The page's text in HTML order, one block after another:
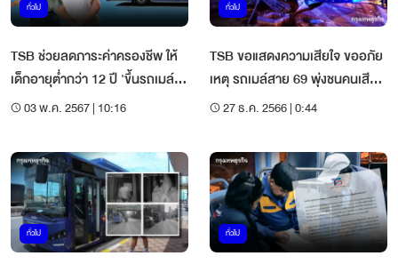
ทั่วไป
TSB ช่วยลดภาระค่าครองชีพ ให้
เด็กอายุต่ำกว่า 12 ปี 'ขึ้นรถเมล์
ฟรี' ตลอดปี 2567
03 พ.ค. 2567 | 10:16
ทั่วไป
TSB ขอแสดงความเสียใจ ขออภัย
เหตุ รถเมล์สาย 69 พุ่งชนคนเสีย
ชีวิต27 ธ.ค. 2566 | 0:44
ทั่วไป ทั่วไป